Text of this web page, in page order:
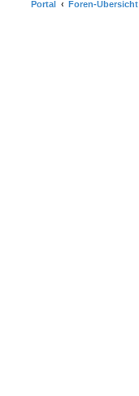
Portal Foren-Übersicht